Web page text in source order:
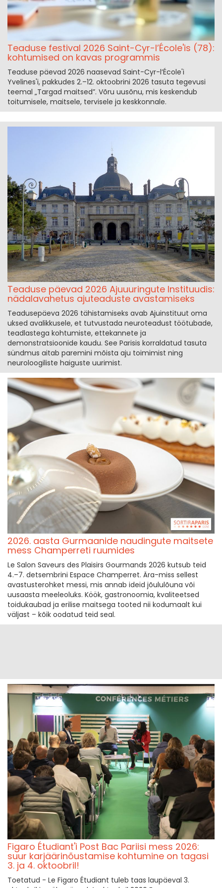
Teaduse festival 2026 Saint-Cyr-l’École'is (78):
kohtumised on kavas programmis
Teaduse päevad 2026 naasevad Saint-Cyr-l’École'i
Yvelines'i, pakkudes 2.–12. oktoobrini 2026 tasuta tegevusi
teemal „Targad maitsed”. Võru uusõnu, mis keskendub
toitumisele, maitsele, tervisele ja keskkonnale.
Teaduse päevad 2026 Ajuuuringute Instituudis:
nädalavahetus ajuteaduste avastamiseks
Teadusepäeva 2026 tähistamiseks avab Ajuinstituut oma
uksed avalikkusele, et tutvustada neuroteadust töötubade,
teadlastega kohtumiste, ettekannete ja
demonstratsioonide kaudu. See Parisis korraldatud tasuta
sündmus aitab paremini mõista aju toimimist ning
neuroloogiliste haiguste uurimist.
2026. aasta Gurmaanide naudingute maitsete
mess Champerreti ruumides
Le Salon Saveurs des Plaisirs Gourmands 2026 kutsub teid
4.–7. detsembrini Espace Champerret. Ära-miss sellest
avastusterohket messi, mis annab ideid jõululõuna või
uusaasta meeleoluks. Köök, gastronoomia, kvaliteetsed
toidukaubad ja erilise maitsega tooted nii kodumaalt kui
väljast – kõik oodatud teid seal.
Figaro Étudiant'i Post Bac Pariisi mess 2026:
suur karjäärinõustamise kohtumine on tagasi
3. ja 4. oktoobril!
Toetatud - Le Figaro Étudiant tuleb taas laupäeval 3.